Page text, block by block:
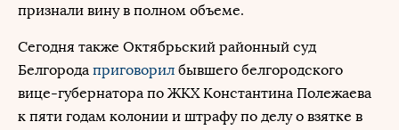
признали вину в полном объеме.
Сегодня также Октябрьский районный суд
Белгорода приговорил бывшего белгородского
вице-губернатора по ЖКХ Константина Полежаева
к пяти годам колонии и штрафу по делу о взятке в